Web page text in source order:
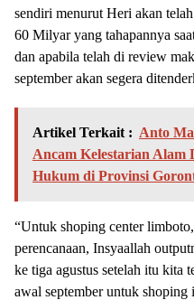
sendiri menurut Heri akan
60 Milyar yang tahapannya
dan apabila telah di review
september akan segera
Artikel Terkait : Anto
Ancam Kelestarian Alam
Hukum di Provinsi
“Untuk shoping center
perencanaan, Insyaallah
ke tiga agustus setelah itu kita
awal september untuk